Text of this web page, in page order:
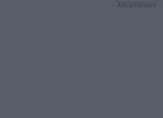
- Advertisment -